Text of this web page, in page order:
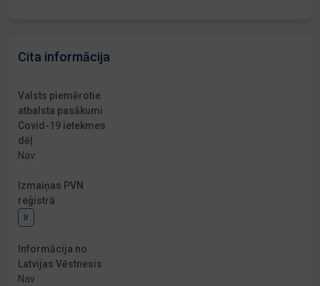
Cita informācija
Valsts piemērotie
atbalsta pasākumi
Covid-19 ietekmes
dēļ
Nav
Izmaiņas PVN
reģistrā
Ir
Informācija no
Latvijas Vēstnesis
Nav